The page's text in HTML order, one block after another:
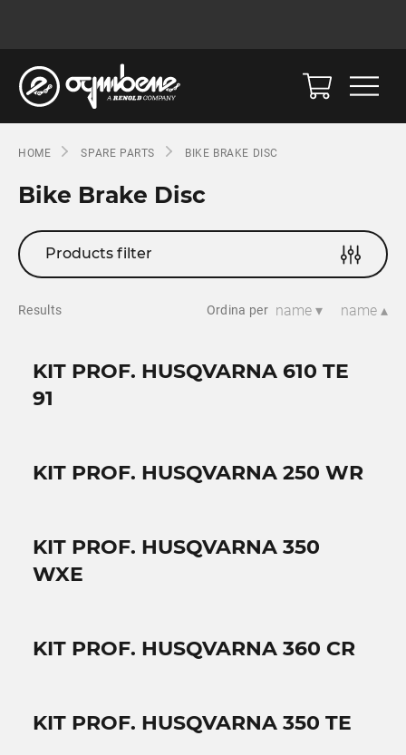
HOME SPARE PARTS BIKE BRAKE DISC
Bike Brake Disc
Products filter
Results Ordina per name ▾ name ▴
KIT PROF. HUSQVARNA 610 TE
91
KIT PROF. HUSQVARNA 250 WR
KIT PROF. HUSQVARNA 350
WXE
KIT PROF. HUSQVARNA 360 CR
KIT PROF. HUSQVARNA 350 TE